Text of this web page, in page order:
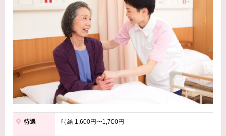
待遇 時給 1,600円〜1,700円